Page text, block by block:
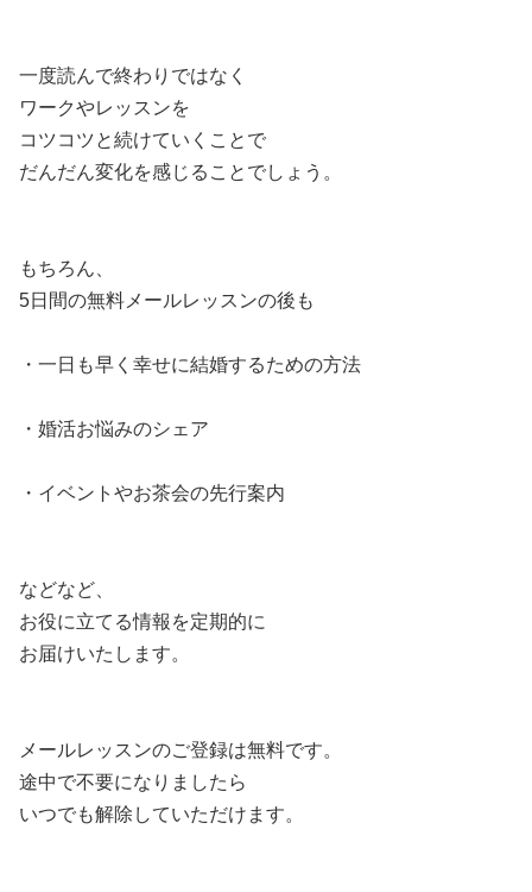
一度読んで終わりではなく
ワークやレッスンを
コツコツと続けていくことで
だんだん変化を感じることでしょう。
もちろん、
5日間の無料メールレッスンの後も
・一日も早く幸せに結婚するための方法
・婚活お悩みのシェア
・イベントやお茶会の先行案内
などなど、
お役に立てる情報を定期的に
お届けいたします。
メールレッスンのご登録は無料です。
途中で不要になりましたら
いつでも解除していただけます。